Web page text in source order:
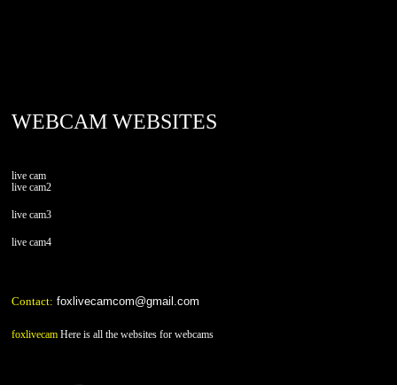
WEBCAM WEBSITES
live cam
live cam2
live cam3
live cam4
Contact: foxlivecamcom@gmail.com
foxlivecam Here is all the websites for webcams